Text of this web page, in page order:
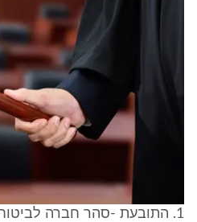
1. התובעת -סהר חברה